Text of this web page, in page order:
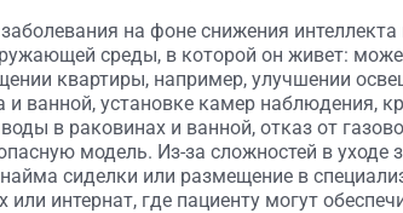
на фоне снижения
среды, в которой он живет:
квартиры, например, улучшении
и ванной, установке камер наблюдения,
в раковинах и ванной, отказ от
модель. Из-за сложностей в уходе
сиделки или размещение в
интернат, где пациенту могут